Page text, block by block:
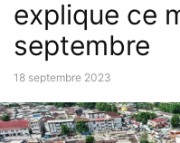
explique ce
septembre
18 septembre 2023